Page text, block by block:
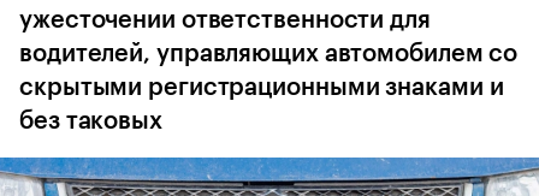
ужесточении ответственности для
водителей, управляющих автомобилем со
скрытыми регистрационными знаками и
без таковых